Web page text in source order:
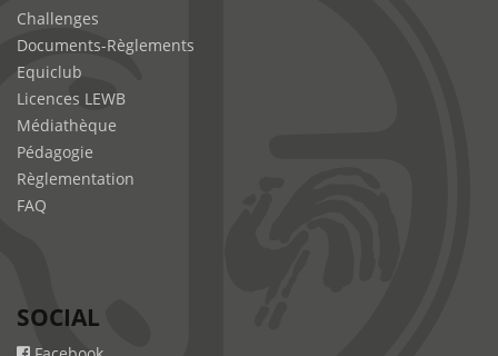
Challenges
Documents-Règlements
Equiclub
Licences LEWB
Médiathèque
Pédagogie
Règlementation
FAQ
SOCIAL